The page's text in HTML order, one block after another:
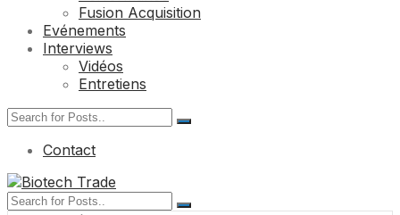
Fusion Acquisition
Evénements
Interviews
Vidéos
Entretiens
Contact